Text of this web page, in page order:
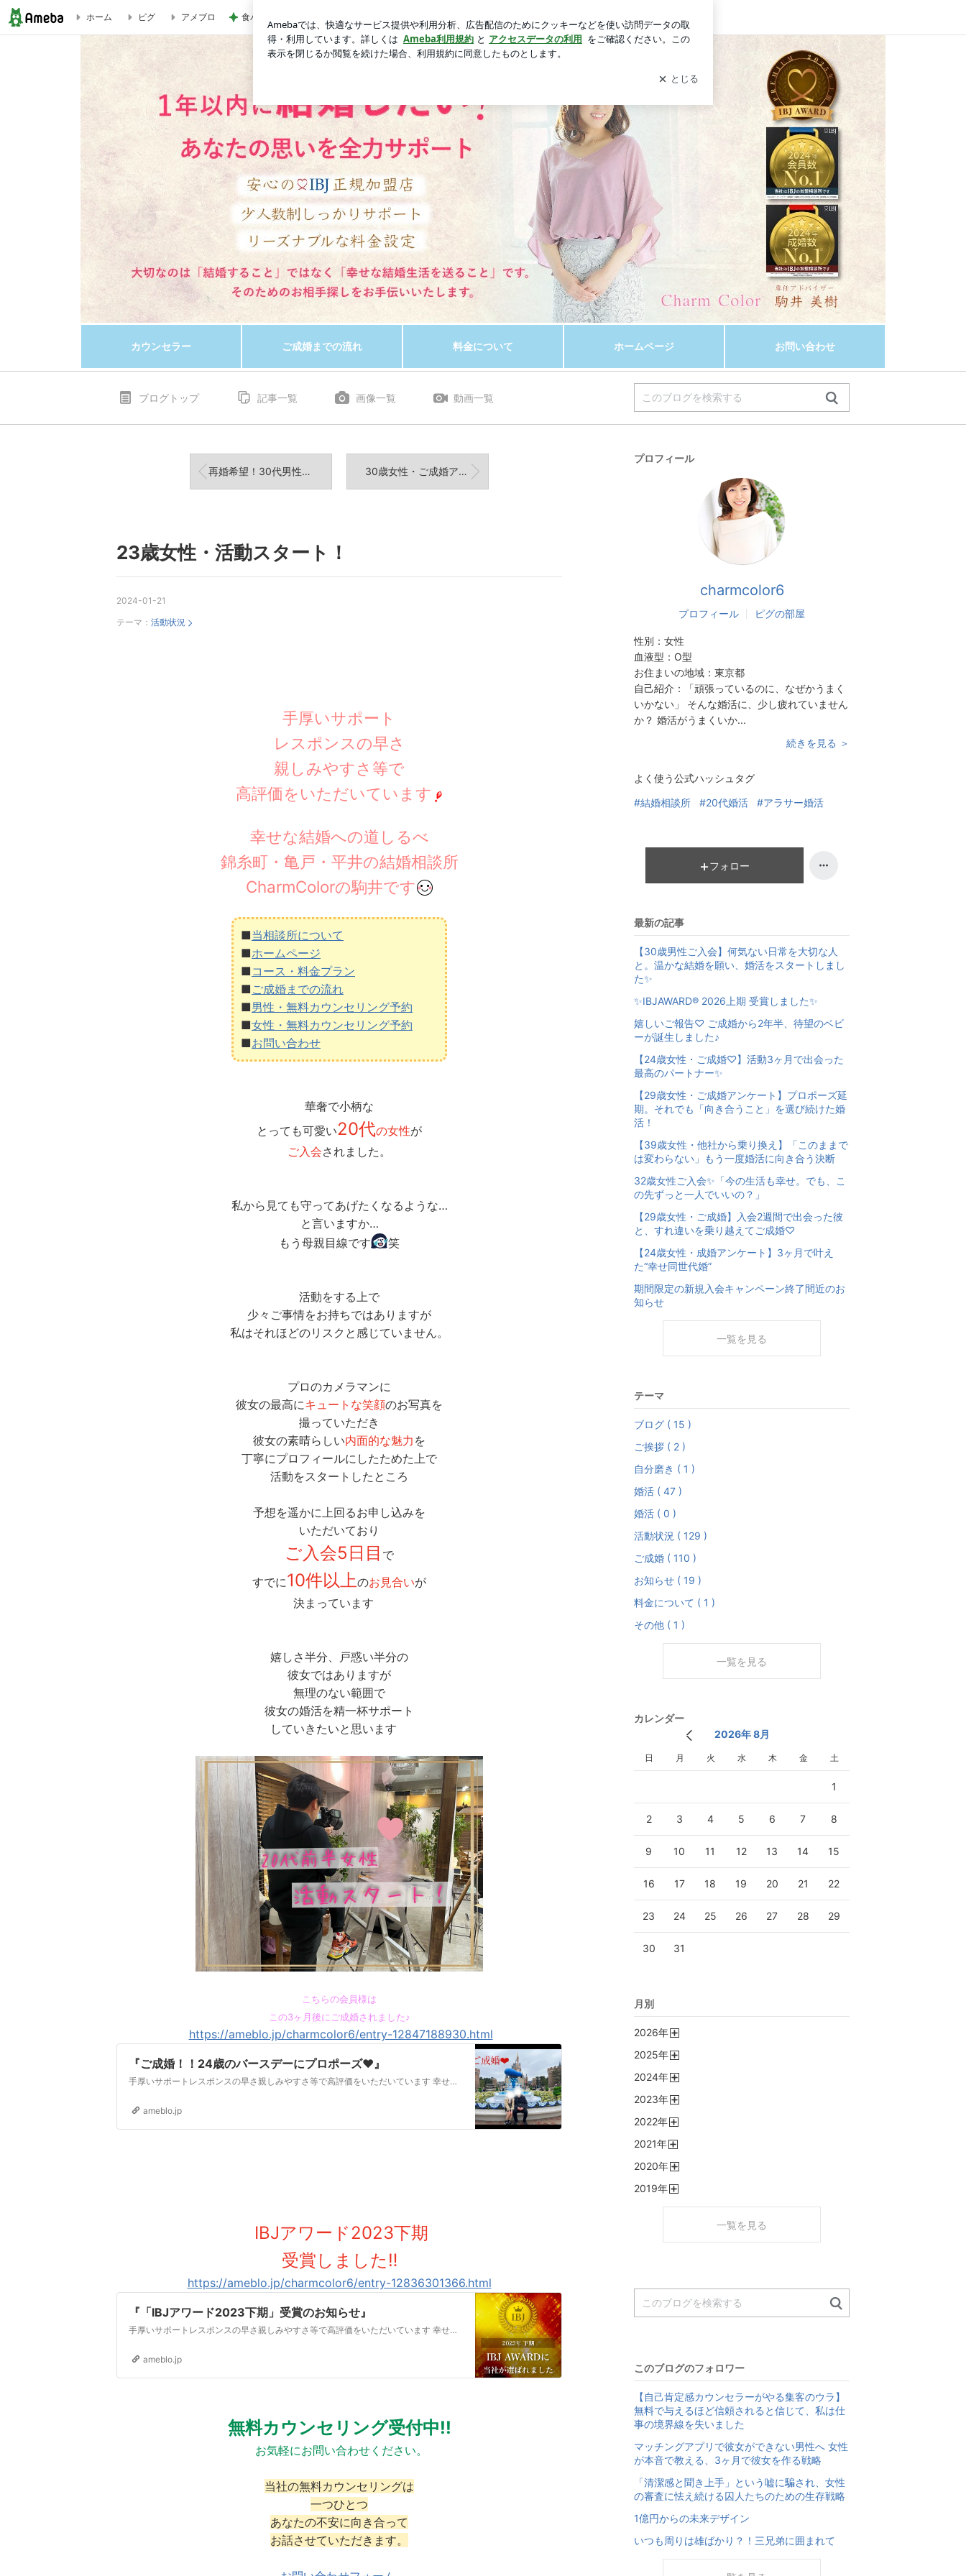
23歳女性・活動スタート！ | 錦糸町・亀戸・平井の結婚相談所✿1年以内に幸せな結婚を！短期成婚を全力サポートするCharmColorのブログ
ホーム ピグ アメブロ 食パンにはさんだ非常にうまいパン ログイン
ブログトップ 記事一覧 画像一覧 動画一覧
再婚希望！30代男性ご入会されました！ 30歳女性・ご成婚アンケート❤︎
23歳女性・活動スタート！
2024-01-21
テーマ： 活動状況
手厚いサポート
レスポンスの早さ
親しみやすさ等で
高評価をいただいています
幸せな結婚への道しるべ
錦糸町・亀戸・平井の結婚相談所
CharmColorの駒井です
■当相談所について
■ホームページ
■ コース・料金プラン
■ ご成婚までの流れ
■男性・無料カウンセリング予約
■女性・無料カウンセリング予約
■お問い合わせ
華奢で小柄な
とっても可愛い20代の女性が
ご入会されました。
私から見ても守ってあげたくなるような…
と言いますか…
もう母親目線です
笑
活動をする上で
少々ご事情をお持ちではありますが
私はそれほどのリスクと感じていません。
プロのカメラマンに
彼女の最高にキュートな笑顔のお写真を
撮っていただき
彼女の素晴らしい内面的な魅力 を
丁寧にプロフィールにしたためた上で
活動をスタートしたところ
予想を遥かに上回るお申し込みを
いただいており
ご入会5日目 で
すでに10件以上のお見合いが
決まっています
嬉しさ半分、戸惑い半分の
彼女ではありますが
無理のない範囲で
彼女の婚活を精一杯サポート
していきたいと思います
こちらの会員様は
この3ヶ月後にご成婚されました♪
https://ameblo.jp/charmcolor6/entry-12847188930.html
『ご成婚！！24歳のバースデーにプロポーズ❤️』
手厚いサポートレスポンスの早さ親しみやすさ等で高評価をいただいています 幸せな結婚への道しるべ錦糸町・亀戸・平井の結婚相談所CharmColorの駒井です …
ameblo.jp
IBJアワード2023下期
受賞しました‼️
https://ameblo.jp/charmcolor6/entry-12836301366.html
『「IBJアワード2023下期」受賞のお知らせ』
手厚いサポートレスポンスの早さ親しみやすさ等で高評価をいただいています 幸せな結婚への道しるべ錦糸町・亀戸・平井の結婚相談所CharmColorの駒井です …
ameblo.jp
無料カウンセリング受付中!!
お気軽にお問い合わせください。
当社の無料カウンセリングは
一つひとつ
あなたの不安に向き合って
お話させていただきます。
プロフィール
charmcolor6
プロフィール ピグの部屋
性別： 女性
血液型： O型
お住まいの地域： 東京都
自己紹介：
「頑張っているのに、なぜかうまく
いかない」 そんな婚活に、少し疲れていません
か？ 婚活がうまくいか...
続きを見る ＞
よく使う公式ハッシュタグ
#結婚相談所 #20代婚活 #アラサー婚活
フォロー
最新の記事
【30歳男性ご入会】何気ない日常を大切な人
と。温かな結婚を願い、婚活をスタートしまし
た✨
✨IBJAWARD® 2026上期 受賞しました✨
嬉しいご報告♡ ご成婚から2年半、待望のベビ
ーが誕生しました♪
【24歳女性・ご成婚♡】活動3ヶ月で出会った
最高のパートナー✨
【29歳女性・ご成婚アンケート】プロポーズ延
期。それでも「向き合うこと」を選び続けた婚
活！
【39歳女性・他社から乗り換え】「このままで
は変わらない」もう一度婚活に向き合う決断
32歳女性ご入会✨「今の生活も幸せ。でも、こ
の先ずっと一人でいいの？」
【29歳女性・ご成婚】入会2週間で出会った彼
と、すれ違いを乗り越えてご成婚♡
【24歳女性・成婚アンケート】3ヶ月で叶え
た“幸せ同世代婚”
期間限定の新規入会キャンペーン終了間近のお
知らせ
一覧を見る
テーマ
ブログ ( 15 )
ご挨拶 ( 2 )
自分磨き ( 1 )
婚活 ( 47 )
婚活 ( 0 )
活動状況 ( 129 )
ご成婚 ( 110 )
お知らせ ( 19 )
料金について ( 1 )
その他 ( 1 )
一覧を見る
カレンダー
2026年 8月
日 月 火 水 木 金 土
1
2 3 4 5 6 7 8
9 10 11 12 13 14 15
16 17 18 19 20 21 22
23 24 25 26 27 28 29
30 31
月別
2026年
2025年
2024年
2023年
2022年
2021年
2020年
2019年
一覧を見る
このブログのフォロワー
【自己肯定感カウンセラーがやる集客のウラ】
無料で与えるほど信頼されると信じて、私は仕
事の境界線を失いました
マッチングアプリで彼女ができない男性へ 女性
が本音で教える、3ヶ月で彼女を作る戦略
「清潔感と聞き上手」という嘘に騙され、女性
の審査に怯え続ける囚人たちのための生存戦略
1億円からの未来デザイン
いつも周りは雄ばかり？！三兄弟に囲まれて
カウンセラー ご成婚までの流れ 料金について ホームページ お問い合わせ